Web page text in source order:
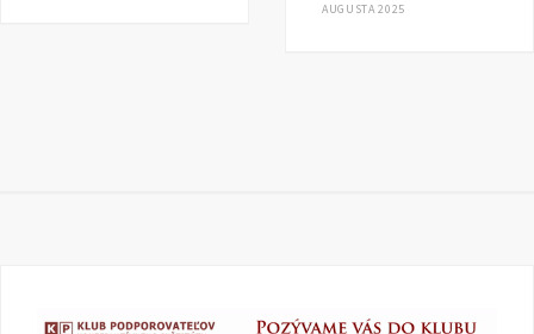
AUGUSTA 2025